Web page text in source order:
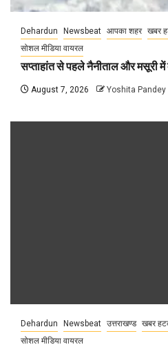
Dehardun Newsbeat आपका शहर खबर
सोशल मीडिया वायरल
सप्ताहांत से पहले नैनीताल और मसूरी में
August 7, 2026 Yoshita Pandey
Dehardun Newsbeat उत्तराखण्ड खबर
सोशल मीडिया वायरल